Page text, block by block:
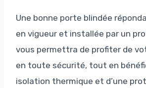
Une bonne porte blindée
en vigueur et installée par un
vous permettra de profiter de
en toute sécurité, tout en
isolation thermique et d’une